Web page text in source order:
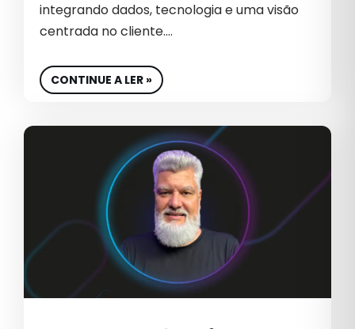
integrando dados, tecnologia e uma visão
centrada no cliente.…
CONTINUE A LER »